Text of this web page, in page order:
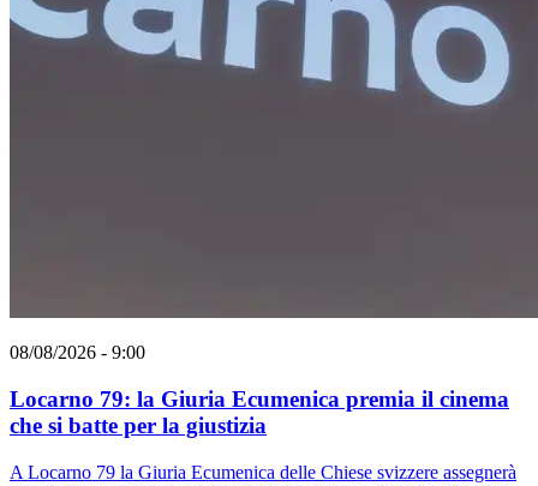
08/08/2026 - 9:00
Locarno 79: la Giuria Ecumenica premia il cinema
che si batte per la giustizia
A Locarno 79 la Giuria Ecumenica delle Chiese svizzere assegnerà